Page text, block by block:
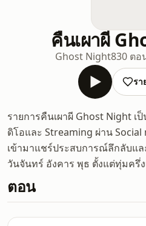
คืนเผาผี
Ghost Night830 ตอ
รา
รายการคืนเผาผี Ghost Night เ
ดิโอและ Streaming ผ่าน
เข้ามาแชร์ประสบการณ์ลึกลับแ
วันจันทร์ อังคาร พุธ ตั้งแต่ทุ่มครึ่
ตอน